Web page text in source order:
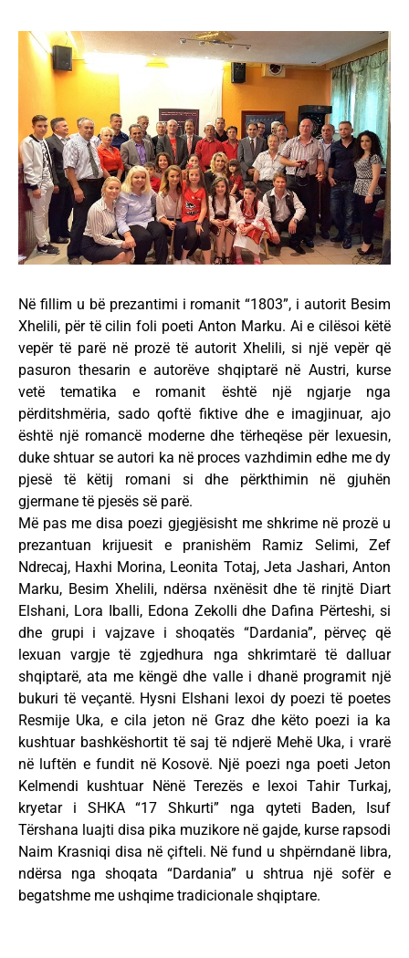
Në fillim u bë prezantimi i romanit “1803”, i autorit Besim
Xhelili, për të cilin foli poeti Anton Marku. Ai e cilësoi këtë
vepër të parë në prozë të autorit Xhelili, si një vepër që
pasuron thesarin e autorëve shqiptarë në Austri, kurse
vetë tematika e romanit është një ngjarje nga
përditshmëria, sado qoftë fiktive dhe e imagjinuar, ajo
është një romancë moderne dhe tërheqëse për lexuesin,
duke shtuar se autori ka në proces vazhdimin edhe me dy
pjesë të këtij romani si dhe përkthimin në gjuhën
gjermane të pjesës së parë.
Më pas me disa poezi gjegjësisht me shkrime në prozë u
prezantuan krijuesit e pranishëm Ramiz Selimi, Zef
Ndrecaj, Haxhi Morina, Leonita Totaj, Jeta Jashari, Anton
Marku, Besim Xhelili, ndërsa nxënësit dhe të rinjtë Diart
Elshani, Lora Iballi, Edona Zekolli dhe Dafina Përteshi, si
dhe grupi i vajzave i shoqatës “Dardania”, përveç që
lexuan vargje të zgjedhura nga shkrimtarë të dalluar
shqiptarë, ata me këngë dhe valle i dhanë programit një
bukuri të veçantë. Hysni Elshani lexoi dy poezi të poetes
Resmije Uka, e cila jeton në Graz dhe këto poezi ia ka
kushtuar bashkëshortit të saj të ndjerë Mehë Uka, i vrarë
në luftën e fundit në Kosovë. Një poezi nga poeti Jeton
Kelmendi kushtuar Nënë Terezës e lexoi Tahir Turkaj,
kryetar i SHKA “17 Shkurti” nga qyteti Baden, Isuf
Tërshana luajti disa pika muzikore në gajde, kurse rapsodi
Naim Krasniqi disa në çifteli. Në fund u shpërndanë libra,
ndërsa nga shoqata “Dardania” u shtrua një sofër e
begatshme me ushqime tradicionale shqiptare.